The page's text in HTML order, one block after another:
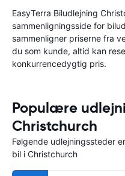
EasyTerra Biludlejning
sammenligningsside for
sammenligner priserne fra
du som kunde, altid kan
konkurrencedygtig pris.
Populære
Christchurch
Følgende udlejningssteder
bil i Christchurch